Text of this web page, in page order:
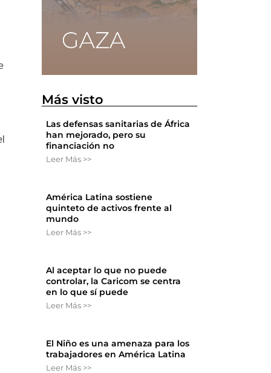
Más visto
Las defensas sanitarias de África
han mejorado, pero su
financiación no
Leer Más >>
América Latina sostiene
quinteto de activos frente al
mundo
Leer Más >>
Al aceptar lo que no puede
controlar, la Caricom se centra
en lo que sí puede
Leer Más >>
El Niño es una amenaza para los
trabajadores en América Latina
Leer Más >>